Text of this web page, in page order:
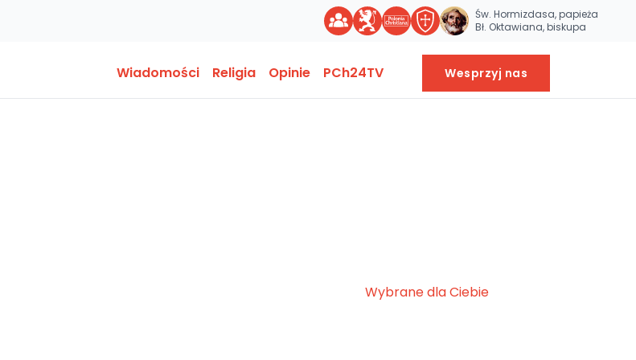
Św. Hormizdasa, papieża
Bł. Oktawiana, biskupa
Wiadomości Religia Opinie PCh24TV Wesprzyj nas
Wybrane dla Ciebie